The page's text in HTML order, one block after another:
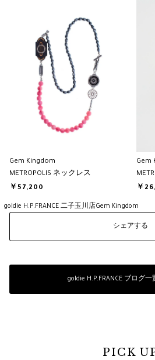
Gem Kingdom
METROPOLIS ネックレス
￥57,200
Gem
￥
goldie H.P.FRANCE 二子玉川店Gem Kingdom
シェアする
goldie H.P.FRANCE ブログ
PICK